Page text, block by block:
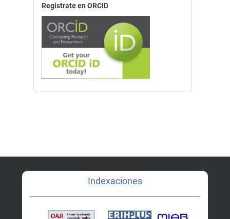
Registrate en ORCID
Indexaciones